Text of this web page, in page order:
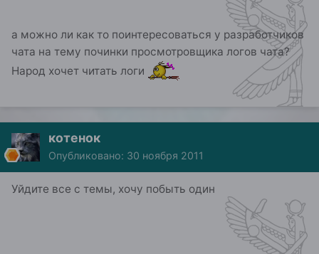
а можно ли как то поинтересоваться у разработчиков
чата на тему починки просмотровщика логов чата?
Народ хочет читать логи
котенок
Опубликовано: 30 ноября 2011
Уйдите все с темы, хочу побыть один